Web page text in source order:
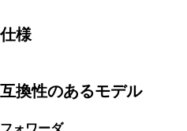
うにあなたの機器を理解していま
これらのネジは、独自のスレッ
いように形成されたネジ山を持っています。
は、板金用のねじから構造用鋼
まで、いくつかの種類があります
仕様
互換性のあるモデル